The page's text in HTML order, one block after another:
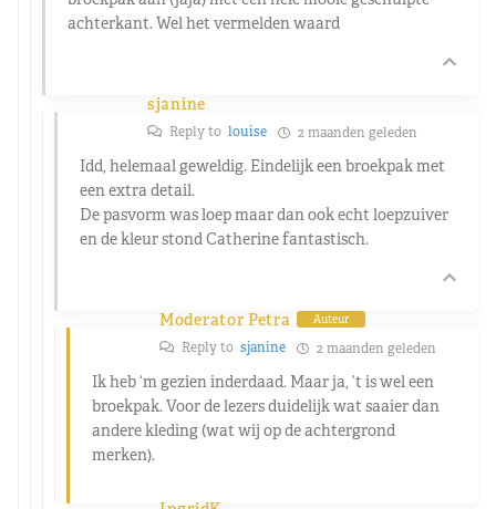
achterkant. Wel het vermelden waard
sjanine
Reply to louise 2 maanden geleden
Idd, helemaal geweldig. Eindelijk een broekpak met
een extra detail.
De pasvorm was loep maar dan ook echt loepzuiver
en de kleur stond Catherine fantastisch.
Moderator Petra Auteur
Reply to sjanine 2 maanden geleden
Ik heb ‘m gezien inderdaad. Maar ja, ’t is wel een
broekpak. Voor de lezers duidelijk wat saaier dan
andere kleding (wat wij op de achtergrond
merken).